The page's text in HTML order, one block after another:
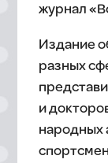
журнал
Издание
разных
и
народных